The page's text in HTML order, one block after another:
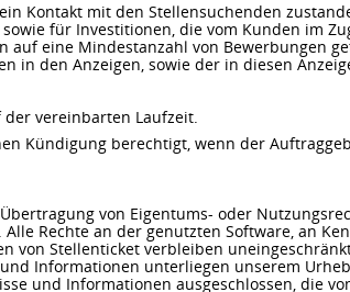
Kontakt mit den Stellensuchenden
für Investitionen, die vom Kunden im
auf eine Mindestanzahl von Bewerbungen
in den Anzeigen, sowie der in diesen
vereinbarten Laufzeit.
Kündigung berechtigt, wenn der
von Eigentums- oder
Rechte an der genutzten Software, an
von Stellenticket verbleiben
Informationen unterliegen unserem
und Informationen ausgeschlossen, die